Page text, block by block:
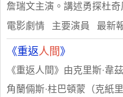
詹瑞文主演。講述勇探杜
電影劇情 主要演員 最新
《重返人間 》
《重返人間》由克里斯·韋
角蘭倆斯·柱巴頓蒙（克紙